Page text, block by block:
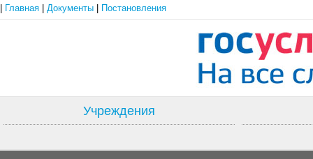
Главная Документы Постановления
Учреждения